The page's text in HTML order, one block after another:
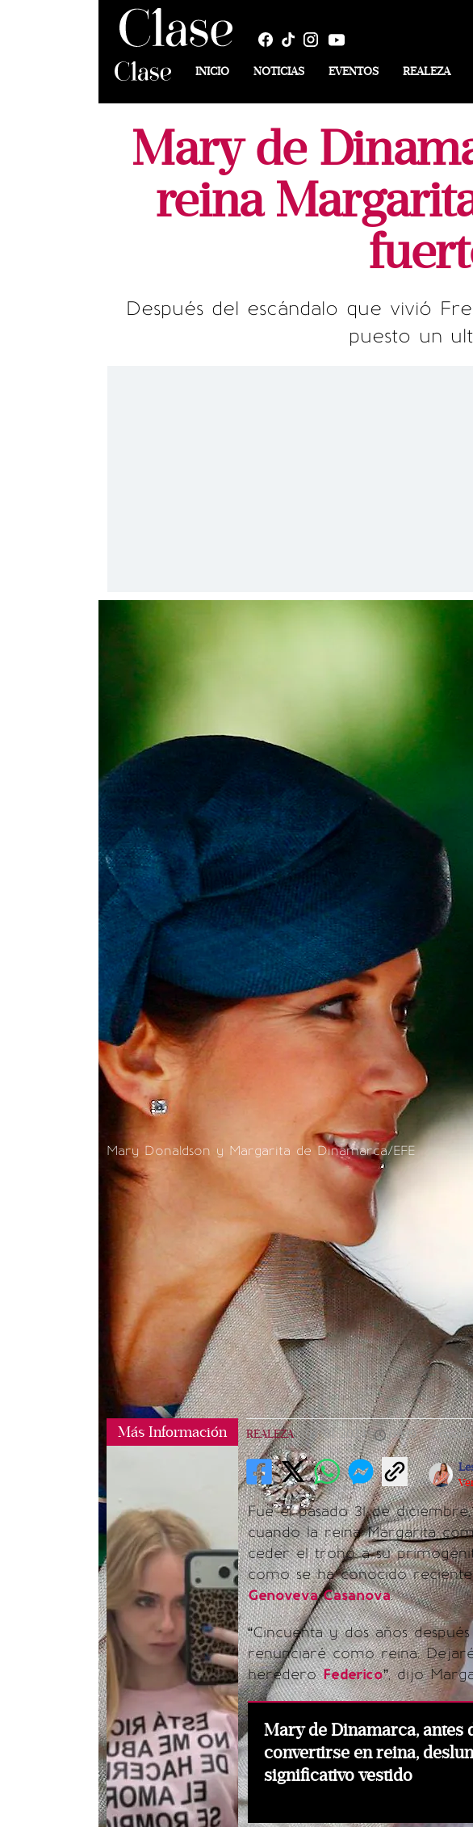
INICIO NOTICIAS EVENTOS REALEZA
Mary de
reina
Después del escándalo que vivió
puesto un
Mary Donaldson y Margarita de Dinamarca/EFE
Más Información REALEZA | 03/01/2024 | 09:19 |
Fue el pasado 31 de
cuando la reina Margarita
ceder el trono a su
como se ha conocido
Genoveva Casanova.
“Cincuenta y dos años
renunciaré como reina.
herederoFederico”, dijo
Mary de Dinamarca, antes
convertirse en reina,
significativo vestido